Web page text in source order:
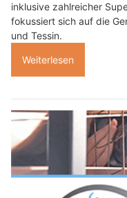
inklusive zahlreicher
fokussiert sich auf die
und Tessin.
Weiterlesen